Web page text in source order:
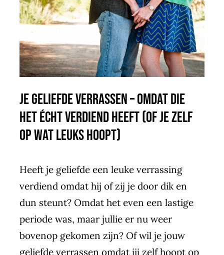
Je geliefde verrassen – omdat die
het écht verdiend heeft (of je zelf
op wat leuks hoopt)
Heeft je geliefde een leuke verrassing
verdiend omdat hij of zij je door dik en
dun steunt? Omdat het even een lastige
periode was, maar jullie er nu weer
bovenop gekomen zijn? Of wil je jouw
geliefde verrassen omdat jij zelf hoopt op